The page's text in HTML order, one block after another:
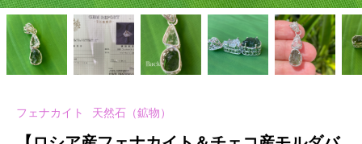
フェナカイト 天然石（鉱物）